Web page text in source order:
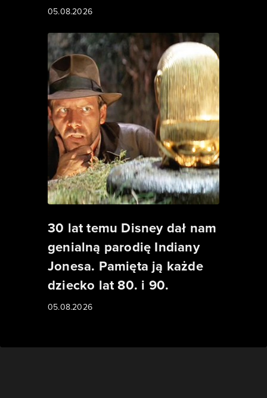
05.08.2026
30 lat temu Disney dał nam
genialną parodię Indiany
Jonesa. Pamięta ją każde
dziecko lat 80. i 90.
05.08.2026